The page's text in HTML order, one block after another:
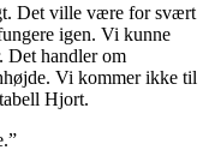
Det ville være for svært
igen. Vi kunne
Det handler om
Vi kommer ikke til
Hjort.